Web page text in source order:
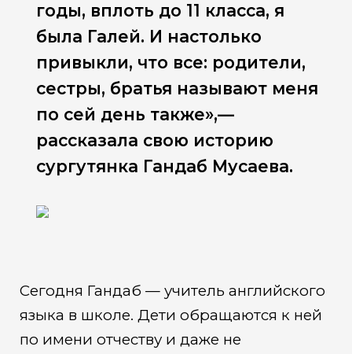
годы, вплоть до 11 класса, я
была Галей. И настолько
привыкли, что все: родители,
сестры, братья называют меня
по сей день также»,—
рассказала свою историю
сургутянка Гандаб Мусаева.
Сегодня Гандаб — учитель английского
языка в школе. Дети обращаются к ней
по имени отчеству и даже не